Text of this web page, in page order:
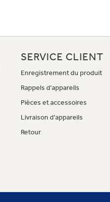
SERVICE CLIENT
Enregistrement du produit
Rappels d'appareils
Pièces et accessoires
Livraison d'appareils
Retour